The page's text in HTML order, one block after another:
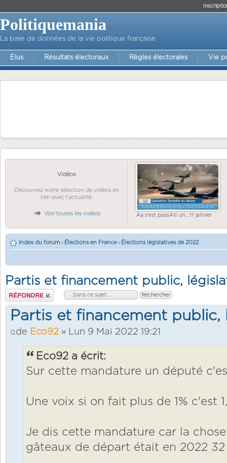
Politiquemania
La base de données de la vie politique française
Elus Résultats électoraux Règles électorales Vie
Vidéos
Découvrez notre sélection de vidéos en
lien avec l'actualité.
Voir toutes les vidéos Ãa s'est passÃ© un... 17 janvier
Index du forum ‹ Élections en France ‹ Élections législatives de 2022
Partis et financement public,
Répondre
Partis et financement public,
de Eco92 » Lun 9 Mai 2022 19:21
Eco92 a écrit:
Sur cette mandature un député
Une voix si on fait plus de 1% c'est
Je dis cette mandature car la
gâteaux de départ était en 2022 32